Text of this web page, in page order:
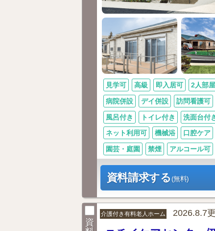
見学可 高級 即入居可 2人部屋
病院併設 デイ併設 訪問看護可
風呂付き トイレ付き 洗面台付
ネット利用可 機械浴 口腔ケア
園芸・庭園 禁煙 アルコール可
資料請求する(無料)
資
介護付き有料老人ホーム 2026.8.7